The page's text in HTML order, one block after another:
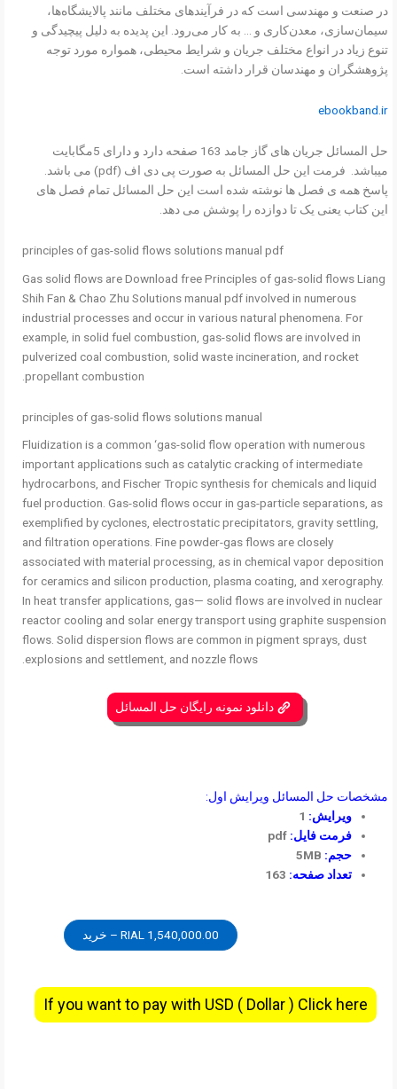
در صنعت و مهندسی است که در فرآیندهای مختلف مانند پالایشگاه‌ها،
سیمان‌سازی، معدن‌کاری و … به کار می‌رود. این پدیده به دلیل پیچیدگی و
تنوع زیاد در انواع مختلف جریان و شرایط محیطی، همواره مورد توجه
پژوهشگران و مهندسان قرار داشته است.
ebookband.ir
حل المسائل جریان های گاز جامد 163 صفحه دارد و دارای 5مگابایت
میباشد. فرمت این حل المسائل به صورت پی دی اف (pdf) می باشد.
پاسخ همه ی فصل ها نوشته شده است این حل المسائل تمام فصل های
این کتاب یعنی یک تا دوازده را پوشش می دهد.
principles of gas-solid flows solutions manual pdf
Gas solid flows are Download free Principles of gas-solid flows Liang
Shih Fan & Chao Zhu Solutions manual pdf involved in numerous
industrial processes and occur in various natural phenomena. For
example, in solid fuel combustion, gas-solid flows are involved in
pulverized coal combustion, solid waste incineration, and rocket
propellant combustion.
principles of gas-solid flows solutions manual
Fluidization is a common ‘gas-solid flow operation with numerous
important applications such as catalytic cracking of intermediate
hydrocarbons, and Fischer Tropic synthesis for chemicals and liquid
fuel production. Gas-solid flows occur in gas-particle separations, as
exemplified by cyclones, electrostatic precipitators, gravity settling,
and filtration operations. Fine powder-gas flows are closely
associated with material processing, as in chemical vapor deposition
for ceramics and silicon production, plasma coating, and xerography.
In heat transfer applications, gas— solid flows are involved in nuclear
reactor cooling and solar energy transport using graphite suspension
flows. Solid dispersion flows are common in pigment sprays, dust
explosions and settlement, and nozzle flows.
دانلود نمونه رایگان حل المسائل
مشخصات حل المسائل ویرایش اول:
ویرایش: 1
فرمت فایل: pdf
حجم:
تعداد صفحه:
1,540,000.00 RIAL – خرید
If you want to pay with USD ( Dollar ) Click here